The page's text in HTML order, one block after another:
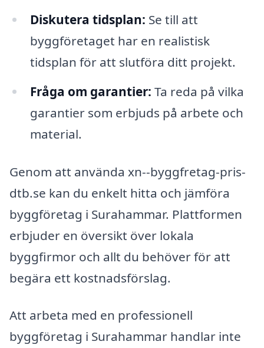
Diskutera tidsplan: Se till att
byggföretaget har en realistisk
tidsplan för att slutföra ditt projekt.
Fråga om garantier: Ta reda på vilka
garantier som erbjuds på arbete och
material.
Genom att använda xn--byggfretag-pris-
dtb.se kan du enkelt hitta och jämföra
byggföretag i Surahammar. Plattformen
erbjuder en översikt över lokala
byggfirmor och allt du behöver för att
begära ett kostnadsförslag.
Att arbeta med en professionell
byggföretag i Surahammar handlar inte